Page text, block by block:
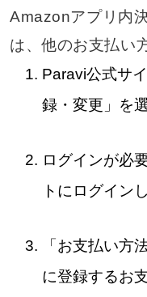
Amazonアプリ内
は、他のお支払い
Paravi公式サ
録・変更」を
ログインが必
トにログイン
「お支払い方
に登録するお